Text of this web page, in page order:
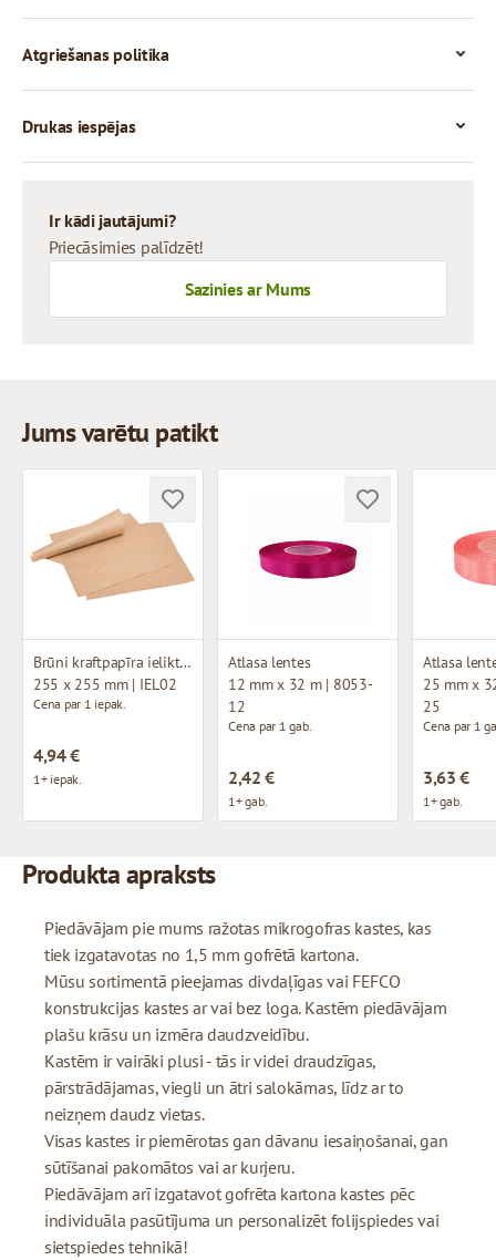
Atgriešanas politika
Drukas iespējas
Ir kādi jautājumi?
Priecāsimies palīdzēt!
Sazinies ar Mums
Jums varētu patikt
Brūni kraftpapīra ieliktņi (~340 loksnes)
255 x 255 mm | IEL02
Cena par 1 iepak.
4,94 €
1+ iepak.
Atlasa lentes
12 mm x 32 m | 8053-
12
Cena par 1 gab.
2,42 €
1+ gab.
Atlasa
25 mm x
25
Cena par 1
3,63 €
1+ gab.
Produkta apraksts
Piedāvājam pie mums ražotas mikrogofras kastes, kas
tiek izgatavotas no 1,5 mm gofrētā kartona.
Mūsu sortimentā pieejamas divdaļīgas vai FEFCO
konstrukcijas kastes ar vai bez loga. Kastēm piedāvājam
plašu krāsu un izmēra daudzveidību.
Kastēm ir vairāki plusi - tās ir videi draudzīgas,
pārstrādājamas, viegli un ātri salokāmas, līdz ar to
neizņem daudz vietas.
Visas kastes ir piemērotas gan dāvanu iesaiņošanai, gan
sūtīšanai pakomātos vai ar kurjeru.
Piedāvājam arī izgatavot gofrēta kartona kastes pēc
individuāla pasūtījuma un personalizēt folijspiedes vai
sietspiedes tehnikā!